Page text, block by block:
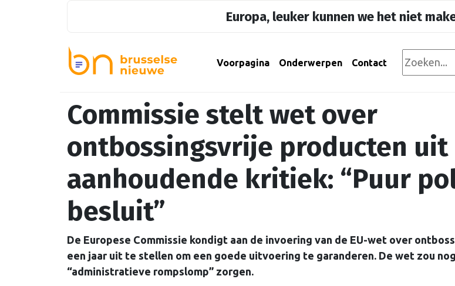
Europa, leuker kunnen we het niet
Voorpagina Onderwerpen Contact
Commissie stelt wet over
ontbossingsvrije producten uit
aanhoudende kritiek: “Puur
besluit”
De Europese Commissie kondigt aan de invoering van de EU-wet over
een jaar uit te stellen om een goede uitvoering te garanderen. De wet zou
“administratieve rompslomp” zorgen.